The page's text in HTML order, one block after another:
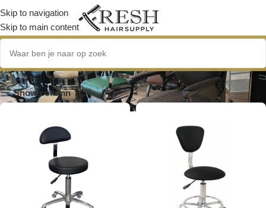
Skip to navigation
Skip to main content
Kruk B
Show column